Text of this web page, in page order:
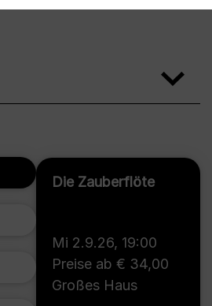
Die Zauberflöte
Mi 2.9.26, 19:00
Preise ab € 34,00
Großes Haus